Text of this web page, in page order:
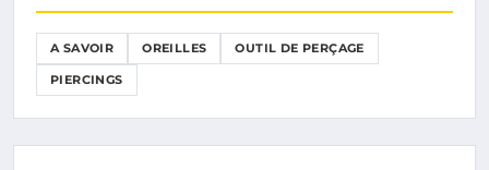
A SAVOIR OREILLES OUTIL DE PERÇAGE
PIERCINGS